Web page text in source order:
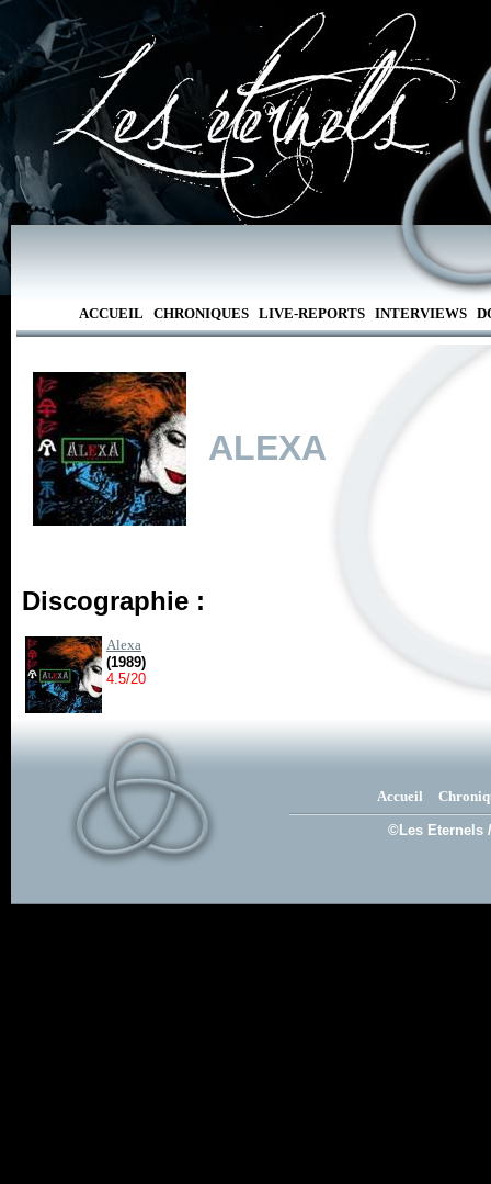
ACCUEIL CHRONIQUES LIVE-REPORTS INTERVIEWS
ALEXA
Discographie :
Alexa
(1989)
4.5/20
Accueil
©Les Eternels